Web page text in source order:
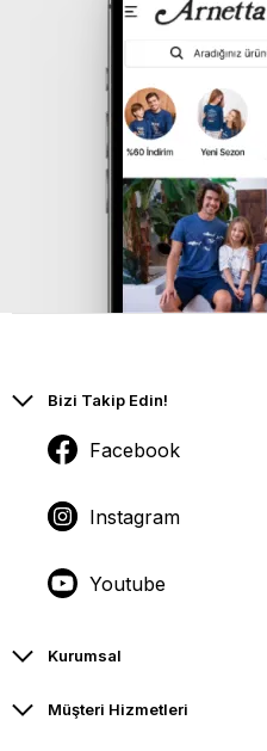
Bizi Takip Edin!
Facebook
Instagram
Youtube
Kurumsal
Müşteri Hizmetleri